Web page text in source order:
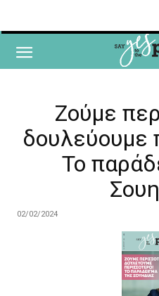
Ζούμε
δουλεύουμε
Το
02/02/2024